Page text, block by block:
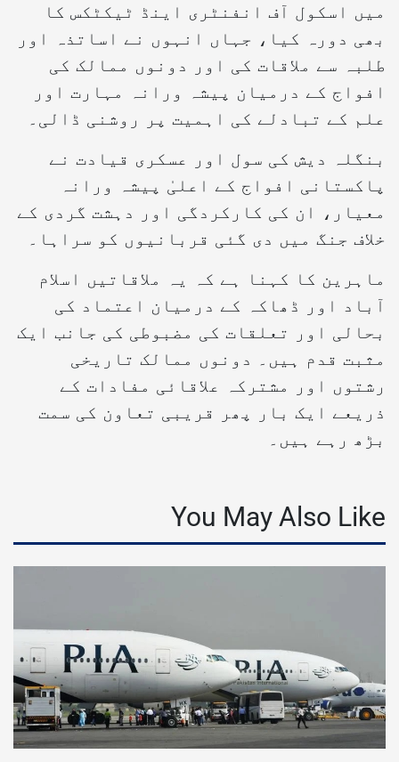
میں اسکول آف انفنٹری اینڈ ٹیکٹکس کا
بھی دورہ کیا، جہاں انہوں نے اساتذہ اور
طلبہ سے ملاقات کی اور دونوں ممالک کی
افواج کے درمیان پیشہ ورانہ مہارت اور
علم کے تبادلے کی اہمیت پر روشنی ڈالی۔
بنگلہ دیش کی سول اور عسکری قیادت نے
پاکستانی افواج کے اعلیٰ پیشہ ورانہ
معیار، ان کی کارکردگی اور دہشت گردی کے
خلاف جنگ میں دی گئی قربانیوں کو سراہا۔
ماہرین کا کہنا ہے کہ یہ ملاقاتیں اسلام
آباد اور ڈھاکہ کے درمیان اعتماد کی
بحالی اور تعلقات کی مضبوطی کی جانب ایک
مثبت قدم ہیں۔ دونوں ممالک تاریخی
رشتوں اور مشترکہ علاقائی مفادات کے
ذریعے ایک بار پھر قریبی تعاون کی سمت
بڑھ رہے ہیں۔
You May Also Like